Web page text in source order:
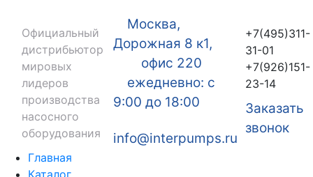
Официальный
дистрибьютор
мировых
лидеров
производства
насосного
оборудования
Москва,
Дорожная 8 к1,
офис 220
ежедневно: с
9:00 до 18:00
info@interpumps.ru
+7(495)311-
31-01
+7(926)151-
23-14
Заказать
звонок
Главная
Каталог